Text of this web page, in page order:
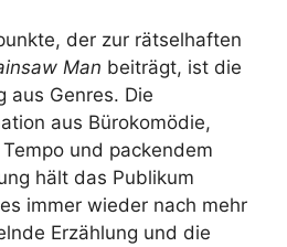
der zur rätselhaften
Man beiträgt, ist die
aus Genres. Die
aus Bürokomödie,
und packendem
hält das Publikum
immer wieder nach mehr
Erzählung und die